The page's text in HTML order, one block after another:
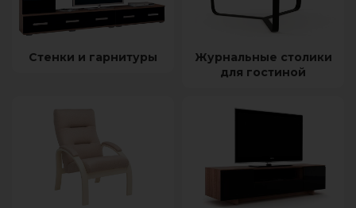
Стенки и гарнитуры
Журнальные столики
для гостиной